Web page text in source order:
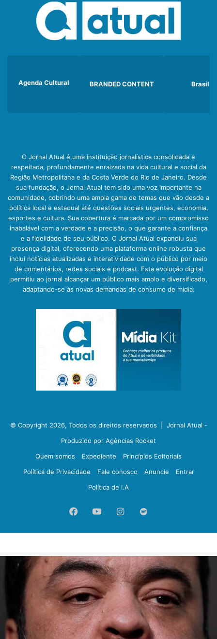
Agenda Cultural BRANDED CONTENT Brasil
O Jornal Atual é uma instituição jornalística consolidada e
respeitada, profundamente enraizada na vida cultural e social da
Região Metropolitana e da Costa Verde do Rio de Janeiro. Desde
sua fundação, o Jornal Atual tem sido uma voz importante na
comunidade, cobrindo uma ampla gama de temas que vão desde a
política local e estadual até questões sociais urgentes, economia,
esportes e cultura. Sua cobertura é marcada por um compromisso
inabalável com a verdade e a precisão, o que garante a confiança
e a fidelidade de seu público. O Jornal Atual expandiu sua
presença digital, oferecendo uma plataforma online robusta que
inclui notícias atualizadas e interatividade com o público por meio
de comentários, redes sociais e podcast. Esta evolução digital
permitiu ao jornal alcançar um público mais amplo e diversificado,
adaptando-se às novas demandas de consumo de mídia.
© Copyright 2026, Todos os direitos reservados | Jornal Atual -
Produzido por Agências Rocket
Quem somos
Expediente
Princípios Editoriais
Política de Privacidade
Fale conosco Anuncie
Entrar
Política de I.A
FacebookYouTubeInstagram
Spotify